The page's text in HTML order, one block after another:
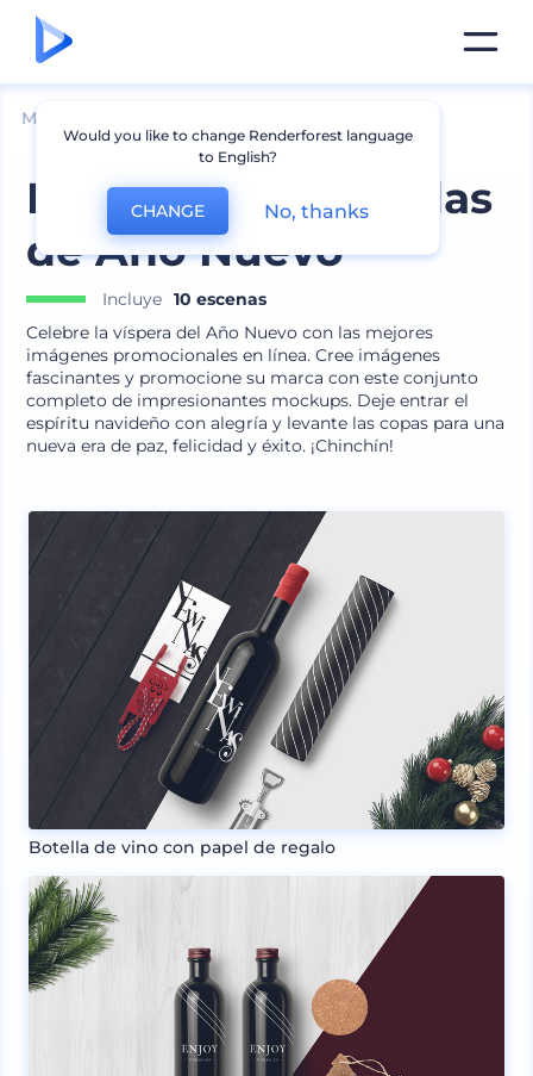
Mockups
Mockups de Bebidas
de Año Nuevo
Incluye 10 escenas
Celebre la víspera del Año Nuevo con las mejores
imágenes promocionales en línea. Cree imágenes
fascinantes y promocione su marca con este conjunto
completo de impresionantes mockups. Deje entrar el
espíritu navideño con alegría y levante las copas para una
nueva era de paz, felicidad y éxito. ¡Chinchín!
Botella de vino con papel de regalo
Would you like to change Renderforest language
to English?
CHANGE No, thanks